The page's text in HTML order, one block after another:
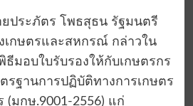
ยประภัตร โพธสุธน รัฐมนตรี
เกษตรและสหกรณ์ กล่าวใน
ธีมอบใบรับรองให้กับเกษตรกร
รฐานการปฏิบัติทางการเกษตร
มกษ.9001-2556) แก่